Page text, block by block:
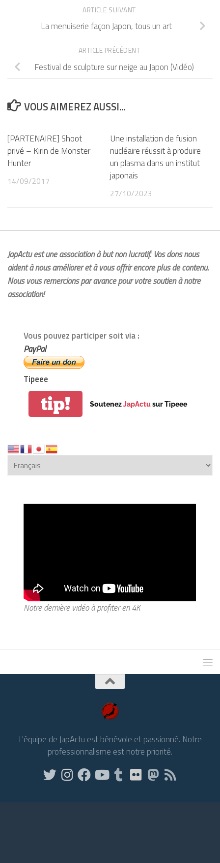
ARTICLE SUIVANT
La menuiserie façon Japon, tous un art
ARTICLE PRÉCÉDENT
Festival de sculpture sur neige au Japon (Vidéo)
VOUS AIMEREZ AUSSI...
[PARTENAIRE] Shoot
privé – Kirin de Monster
Hunter
14/09/2017
Une installation de fusion
nucléaire réussit à produire
un plasma dans un institut
japonais
27/10/2023
JapActu est une association à but non lucratif. Vos dons nous
aident à nous améliorer et à vous offrir encore plus de contenu.
Nous vous remercions par avance pour votre soutien à notre
association!
Vous pouvez participer soit via :
PayPal
Tipeee
tip! SoutenezJapActusur Tipeee
Notre dernière vidéo à profiter en 4K
L'équipe de JapActu est bénévole et passionné. Notre
professionnalisme est notre priorité.